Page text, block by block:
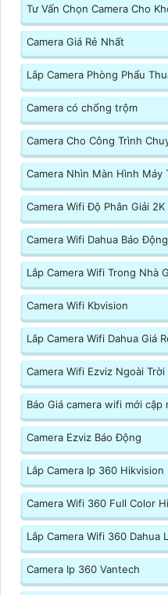
Tư Vấn Chọn Camera Cho
Camera Giá Rẻ Nhất
Lắp Camera Phòng Phẩu
Camera có chống trộm
Camera Cho Công Trình
Camera Nhìn Màn Hình Máy
Camera Wifi Độ Phân Giải 2K
Camera Wifi Dahua Báo Động
Lắp Camera Wifi Trong Nhà
Camera Wifi Kbvision
Lắp Camera Wifi Dahua Giá
Camera Wifi Ezviz Ngoài Trời
Báo Giá camera wifi mới cập
Camera Ezviz Báo Động
Lắp Camera Ip 360 Hikvision
Camera Wifi 360 Full Color
Lắp Camera Wifi 360 Dahua
Camera Ip 360 Vantech